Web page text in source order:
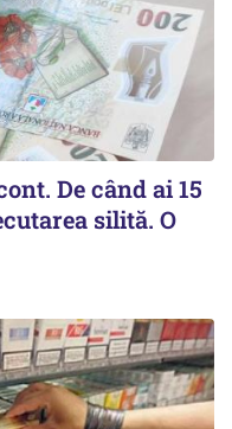
De când ai 15
silită. O